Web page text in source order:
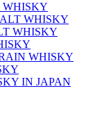
WHISKY
WHISKY
WHISKY
WHISKY
IN JAPAN